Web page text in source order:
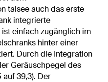
talsee auch das erste
integrierte
einfach zugänglich im
hinter einer
Durch die Integration
Geräuschpegel des
auf 39,3). Der